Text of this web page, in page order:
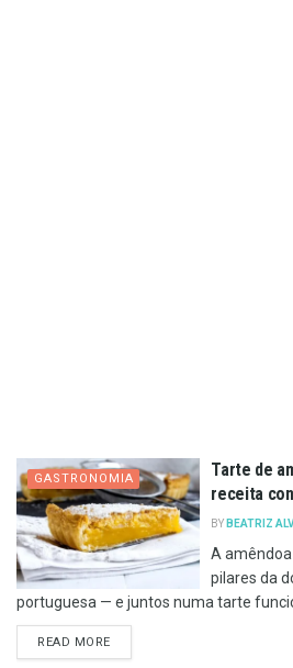
GASTRONOMIA
Tarte de
receita
BY BEATRIZ
A
pilares da
portuguesa — e juntos numa tarte
READ MOREDETAILS